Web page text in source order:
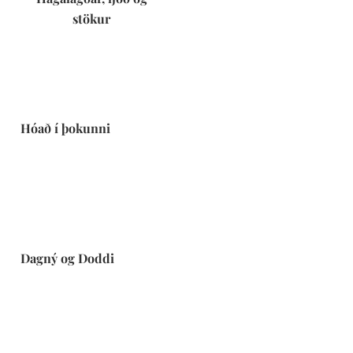
stökur
Hóað í þokunni
Dagný og Doddi